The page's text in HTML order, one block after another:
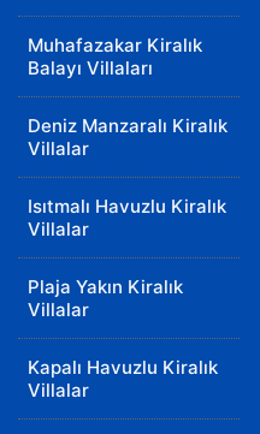
Muhafazakar Kiralık
Balayı Villaları
Deniz Manzaralı Kiralık
Villalar
Isıtmalı Havuzlu Kiralık
Villalar
Plaja Yakın Kiralık
Villalar
Kapalı Havuzlu Kiralık
Villalar